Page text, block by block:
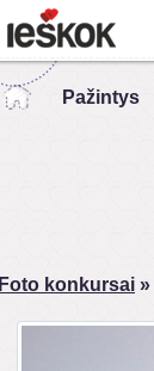
Pažintys
Foto konkursai »